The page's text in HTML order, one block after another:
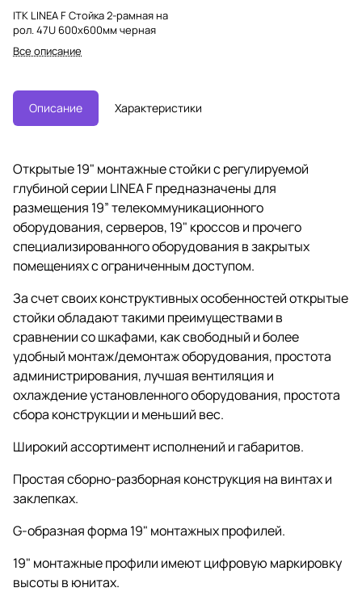
ITK LINEA F Стойка 2-рамная на
рол. 47U 600х600мм черная
Все описание
Описание Характеристики
Открытые 19" монтажные стойки с регулируемой
глубиной серии LINEA F предназначены для
размещения 19” телекоммуникационного
оборудования, серверов, 19" кроссов и прочего
специализированного оборудования в закрытых
помещениях с ограниченным доступом.
За счет своих конструктивных особенностей открытые
стойки обладают такими преимуществами в
сравнении со шкафами, как свободный и более
удобный монтаж/демонтаж оборудования, простота
администрирования, лучшая вентиляция и
охлаждение установленного оборудования, простота
сбора конструкции и меньший вес.
Широкий ассортимент исполнений и габаритов.
Простая сборно-разборная конструкция на винтах и
заклепках.
G-образная форма 19" монтажных профилей.
19" монтажные профили имеют цифровую маркировку
высоты в юнитах.